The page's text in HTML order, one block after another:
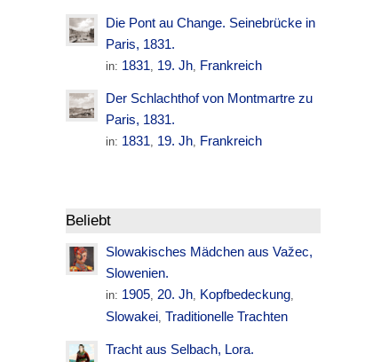
Die Pont au Change. Seinebrücke in
Paris, 1831.
in: 1831, 19. Jh, Frankreich
Der Schlachthof von Montmartre zu
Paris, 1831.
in: 1831, 19. Jh, Frankreich
Beliebt
Slowakisches Mädchen aus Važec,
Slowenien.
in: 1905,20. Jh, Kopfbedeckung,
Slowakei, Traditionelle Trachten
Tracht aus Selbach, Lora.